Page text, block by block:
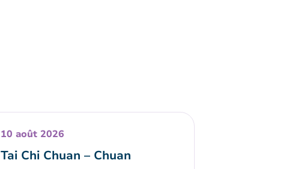
10 août 2026
Tai Chi Chuan – Chuan